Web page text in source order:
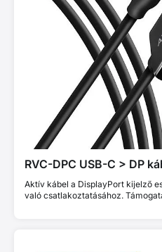
RVC-DPC USB-C > DP
Aktív kábel a DisplayPort kijelző
való csatlakoztatásához.